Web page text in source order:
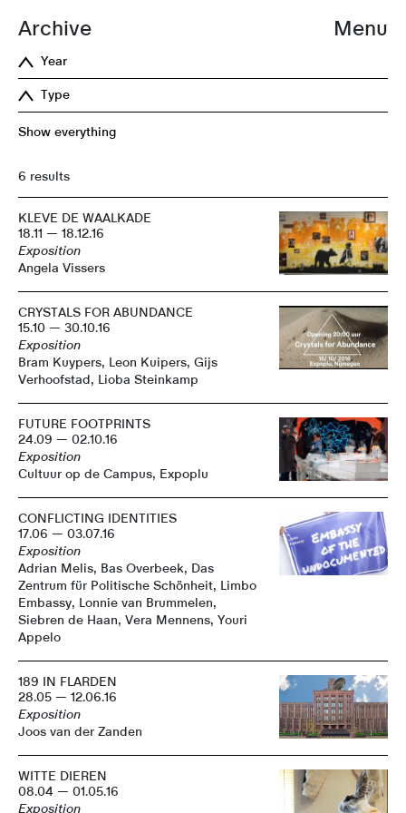
Menu
Archive
Year
Type
Show everything
6 results
KLEVE DE WAALKADE
18.11 — 18.12.16
Exposition
Angela Vissers
CRYSTALS FOR ABUNDANCE
15.10 — 30.10.16
Exposition
Bram Kuypers, Leon Kuipers, Gijs
Verhoofstad, Lioba Steinkamp
FUTURE FOOTPRINTS
24.09 — 02.10.16
Exposition
Cultuur op de Campus, Expoplu
CONFLICTING IDENTITIES
17.06 — 03.07.16
Exposition
Adrian Melis, Bas Overbeek, Das
Zentrum für Politische Schönheit, Limbo
Embassy, Lonnie van Brummelen,
Siebren de Haan, Vera Mennens, Youri
Appelo
189 IN FLARDEN
28.05 — 12.06.16
Exposition
Joos van der Zanden
WITTE DIEREN
08.04 — 01.05.16
Exposition